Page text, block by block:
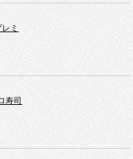
ミ
寿司